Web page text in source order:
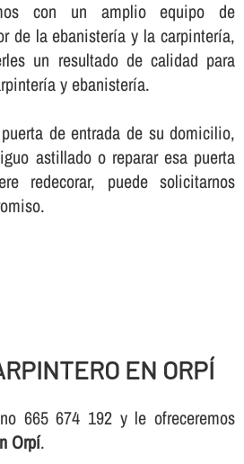
con un amplio equipo de
de la ebanisterí­a y la carpinterí­a,
un resultado de calidad para
y ebanisterí­a.
de entrada de su domicilio,
astillado o reparar esa puerta
redecorar, puede solicitarnos
EN ORPÍ
665 674 192 y le ofreceremos
Orpí.